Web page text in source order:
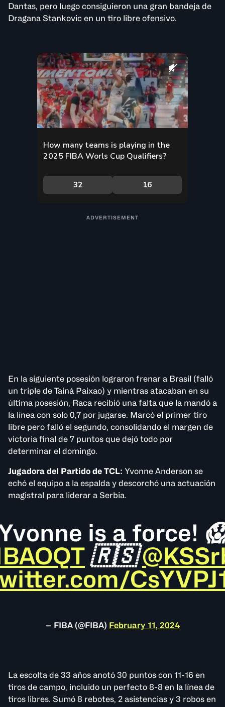
Dantas, pero luego consiguieron una gran bandeja de
Dragana Stankovic en un tiro libre ofensivo.
En la siguiente posesión lograron frenar a Brasil (falló
un triple de Tainá Paixao) y mientras atacaban en su
última posesión, Raca recibió una falta que la mandó a
la línea con solo 0,7 por jugarse. Marcó el primer tiro
libre pero falló el segundo, consolidando el margen de
victoria final de 7 puntos que dejó todo por
determinar el domingo.
Jugadora del Partido de TCL: Yvonne Anderson se
echó el equipo a la espalda y descorchó una actuación
magistral para liderar a Serbia.
is a force!
🇷🇸
— FIBA (@FIBA) February 11, 2024
La escolta de 33 años anotó 30 puntos con 11-16 en
tiros de campo, incluido un perfecto 8-8 en la línea de
tiros libres. Sumó 8 rebotes, 2 asistencias y 3 robos en